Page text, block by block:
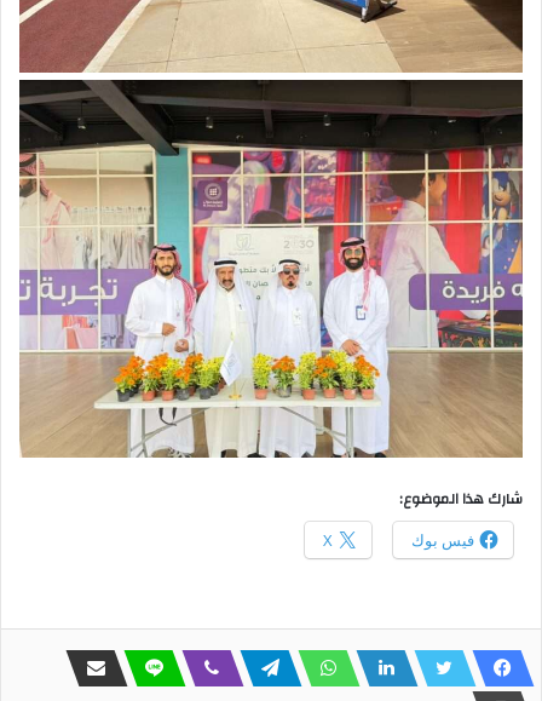
شارك هذا الموضوع:
فيس بوك X